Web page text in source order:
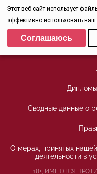
Сводные данные о
О мерах, принятых
деятельности в
18+, ИМЕЮТСЯ
Этот веб-сайт использует
эффективно использовать наш
Выберите настройки
Минимальные
Соглашаюсь